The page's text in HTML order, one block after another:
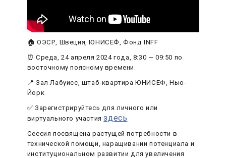
🏠 ОЭСР, Швеция, ЮНИСЕФ, Фонд INFF
⏰ Среда, 24 апреля 2024 года, 8:30 — 09:50 по
восточному поясному времени
📍 Зал Лабуисс, штаб-квартира ЮНИСЕФ, Нью-
Йорк
✅ Зарегистрируйтесь для личного или
виртуального участияздесь
Сессия посвящена растущей потребности в
технической помощи, наращивании потенциала и
институциональном развитии для увеличения